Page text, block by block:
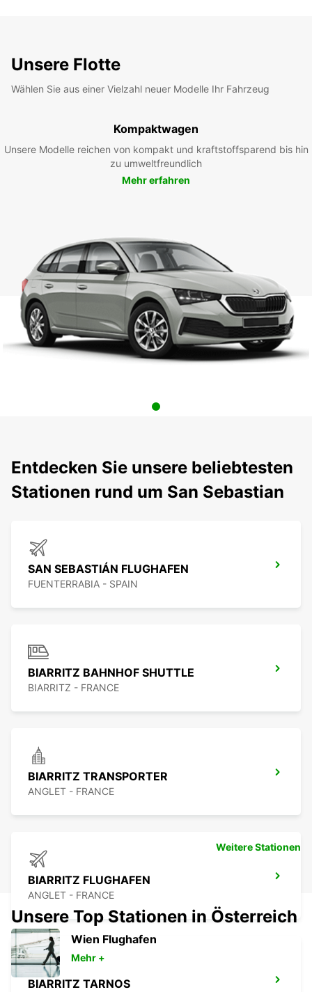
Unsere Flotte
Wählen Sie aus einer Vielzahl neuer Modelle Ihr Fahrzeug
Kompaktwagen
Unsere Modelle reichen von kompakt und kraftstoffsparend bis hin
zu umweltfreundlich
Mehr erfahren
Entdecken Sie unsere beliebtesten
Stationen rund um San Sebastian
SAN SEBASTIÁN FLUGHAFEN
FUENTERRABIA - SPAIN
BIARRITZ BAHNHOF SHUTTLE
BIARRITZ - FRANCE
BIARRITZ TRANSPORTER
ANGLET - FRANCE
BIARRITZ FLUGHAFEN
ANGLET - FRANCE
BIARRITZ TARNOS
Weitere Stationen
Unsere Top Stationen in Österreich
Wien Flughafen
Mehr +